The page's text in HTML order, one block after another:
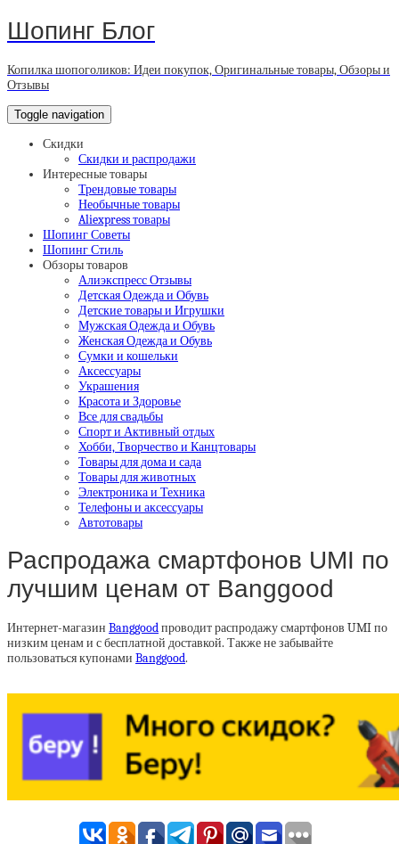
Шопинг Блог
Копилка шопоголиков: Идеи покупок, Оригинальные товары, Обзоры и
Отзывы
Toggle navigation
Скидки
Скидки и распродажи
Интересные товары
Трендовые товары
Необычные товары
Aliexpress товары
Шопинг Советы
Шопинг Стиль
Обзоры товаров
Алиэкспресс Отзывы
Детская Одежда и Обувь
Детские товары и Игрушки
Мужская Одежда и Обувь
Женская Одежда и Обувь
Сумки и кошельки
Аксессуары
Украшения
Красота и Здоровье
Все для свадьбы
Спорт и Активный отдых
Хобби, Творчество и Канцтовары
Товары для дома и сада
Товары для животных
Электроника и Техника
Телефоны и аксессуары
Автотовары
Распродажа смартфонов UMI по
лучшим ценам от Banggood
Интернет-магазин Banggoodпроводит распродажу смартфонов UMI по
низким ценам и с бесплатной доставкой. Также не забывайте
пользоваться купонами Banggood.